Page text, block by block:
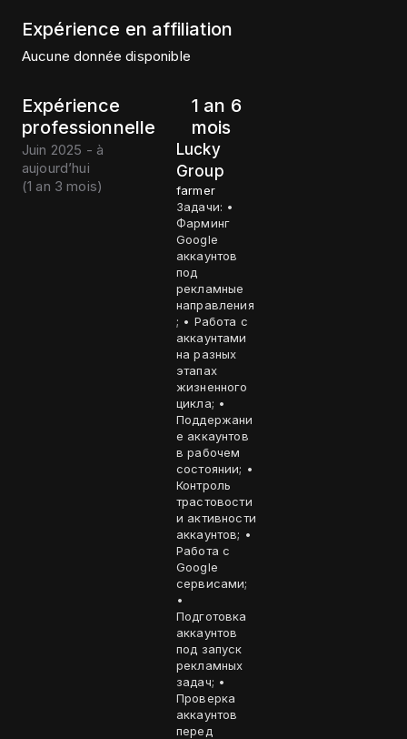
Expérience en affiliation
Aucune donnée disponible
Expérience
professionnelle
1 an 6
mois
Juin 2025 - à
aujourd’hui
(1 an 3 mois)
Lucky
Group
farmer
Задачи: •
Фарминг
Google
аккаунтов
под
рекламные
направления
; • Работа с
аккаунтами
на разных
этапах
жизненного
цикла; •
Поддержани
е аккаунтов
в рабочем
состоянии; •
Контроль
трастовости
и активности
аккаунтов; •
Работа с
Google
сервисами;
•
Подготовка
аккаунтов
под запуск
рекламных
задач; •
Проверка
аккаунтов
перед